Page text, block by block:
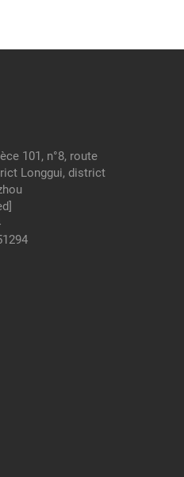
101, n°8, route
Longgui, district